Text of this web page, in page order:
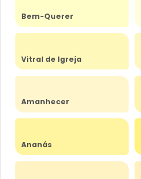
Bem-Querer
Vitral de Igreja
Amanhecer
Ananás